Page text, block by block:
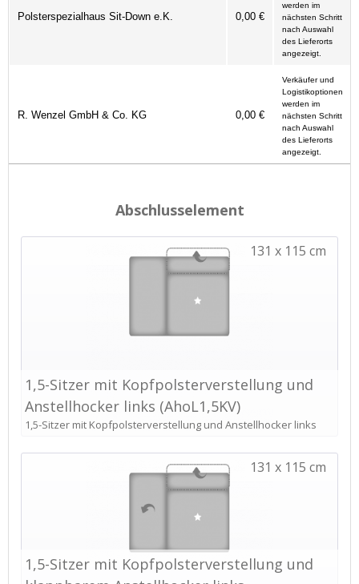
Polsterspezialhaus Sit-Down e.K. 0,00 €
werden im
nächsten Schritt
nach Auswahl
des Lieferorts
angezeigt.
R. Wenzel GmbH & Co. KG 0,00 €
Verkäufer und
Logistikoptionen
werden im
nächsten Schritt
nach Auswahl
des Lieferorts
angezeigt.